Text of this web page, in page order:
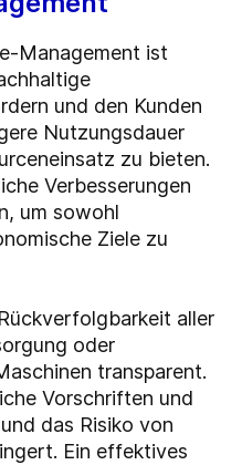
Management ist
und den Kunden
Nutzungsdauer
zu bieten.
Verbesserungen
um sowohl
Ziele zu
aller
oder
transparent.
Vorschriften und
das Risiko von
Ein effektives